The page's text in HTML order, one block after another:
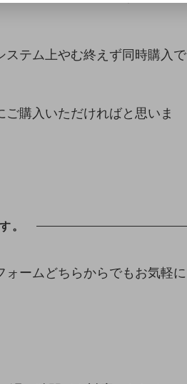
ステム上やむ終えず同時購入で
購入いただければと思いま
。
ームどちらからでもお気軽に